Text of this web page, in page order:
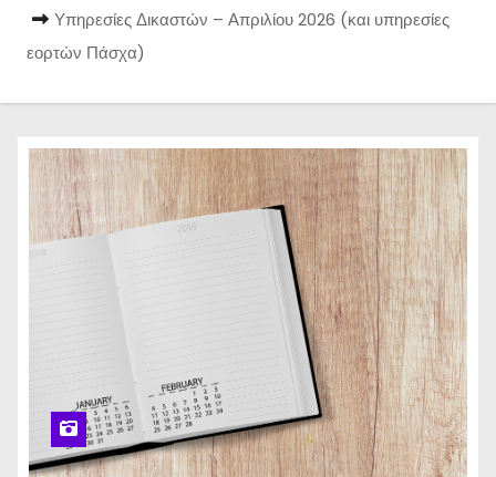
Υπηρεσίες Δικαστών – Απριλίου 2026 (και υπηρεσίες
εορτών Πάσχα)